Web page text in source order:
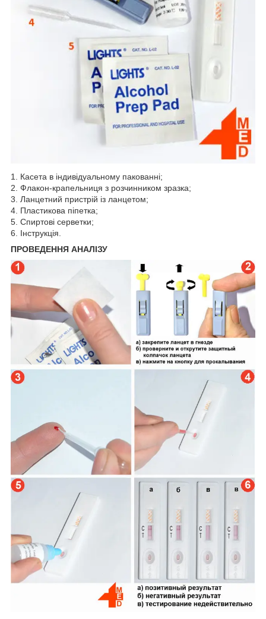
1. Касета в індивідуальному пакованні;
2. Флакон-крапельниця з розчинником зразка;
3. Ланцетний пристрій із ланцетом;
4. Пластикова піпетка;
5. Спиртові серветки;
6. Інструкція.
ПРОВЕДЕННЯ АНАЛІЗУ